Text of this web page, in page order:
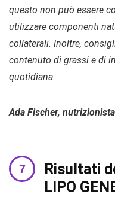
questo non può essere
utilizzare componenti
collaterali. Inoltre,
contenuto di grassi e di
quotidiana.
Ada Fischer, nutrizionista
Risultati
LIPO